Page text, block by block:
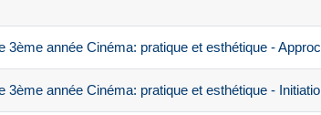
3ème année Cinéma: pratique et esthétique -
3ème année Cinéma: pratique et esthétique -